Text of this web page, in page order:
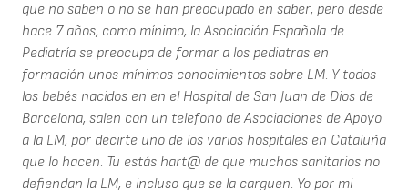
que no saben o no se han preocupado en saber, pero desde
hace 7 años, como mínimo, la Asociación Española de
Pediatría se preocupa de formar a los pediatras en
formación unos mínimos conocimientos sobre LM. Y todos
los bebés nacidos en en el Hospital de San Juan de Dios de
Barcelona, salen con un telefono de Asociaciones de Apoyo
a la LM, por decirte uno de los varios hospitales en Cataluña
que lo hacen. Tu estás hart@ de que muchos sanitarios no
defiendan la LM, e incluso que se la carguen. Yo por mi